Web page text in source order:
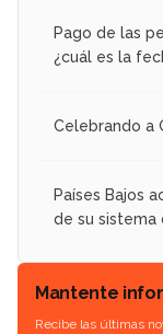
Pago de las
¿cuál es la
Celebrando a
Países Bajos
de su sistema
Mantente
Recibe las últimas